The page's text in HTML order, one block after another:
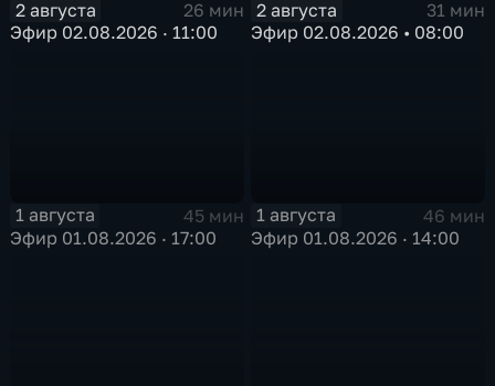
2 августа
26 мин
Эфир 02.08.2026 · 11:00
2 августа
31 мин
Эфир 02.08.2026 • 08:00
1 августа
45 мин
Эфир 01.08.2026 · 17:00
1 августа
46 мин
Эфир 01.08.2026 · 14:00